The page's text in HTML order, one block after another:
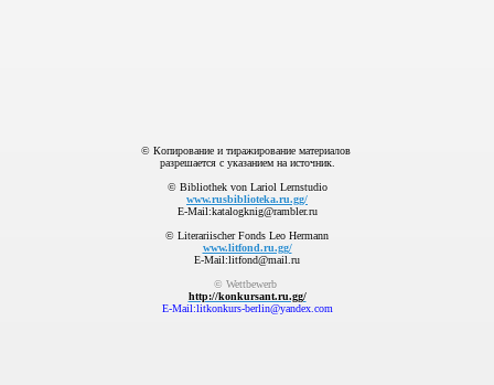
© Копирование и тиражирование материалов
разрешается с указанием на источник.
© Bibliothek von Lariol Lernstudio
www.rusbiblioteka.ru.gg/
E-Mail:katalogknig@rambler.ru
© Literariischer Fonds Leo Hermann
www.litfond.ru.gg/
E-Mail:litfond@mail.ru
© Wettbewerb
http://konkursant.ru.gg/
E-Mail:litkonkurs-berlin@yandex.com